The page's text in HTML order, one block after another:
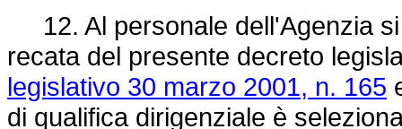
12. Al personale dell'Agenzia
recata del presente decreto
legislativo 30 marzo 2001, n. 165
di qualifica dirigenziale è